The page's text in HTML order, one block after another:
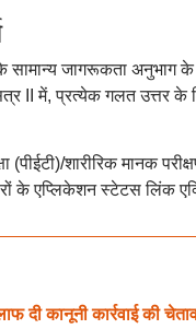
सामान्य जागरूकता अनुभाग
II में, प्रत्येक गलत उत्तर
(पीईटी)/शारीरिक मानक
के एप्लिकेशन स्टेटस लिंक
दी कानूनी कार्रवाई की